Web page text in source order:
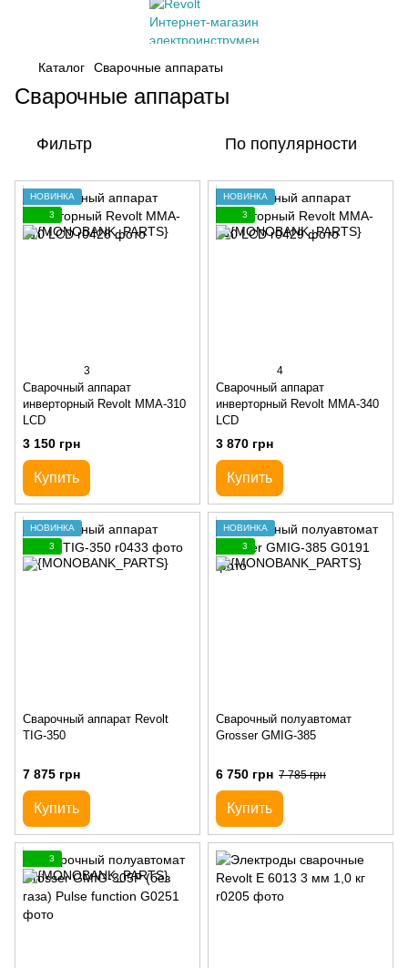
Каталог Сварочные аппараты
Сварочные аппараты
Фильтр По популярности
НОВИНКА
3
3
Сварочный аппарат
инверторный Revolt MMA-310
LCD
3 150 грн
Купить
НОВИНКА
3
4
Сварочный аппарат
инверторный Revolt MMA-340
LCD
3 870 грн
Купить
НОВИНКА
3
Сварочный аппарат Revolt
TIG-350
7 875 грн
Купить
НОВИНКА
3
Сварочный полуавтомат
Grosser GMIG-385
6 750 грн 7 785 грн
Купить
3